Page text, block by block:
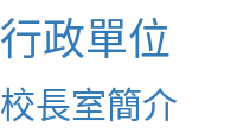
行政單位
校長室簡介